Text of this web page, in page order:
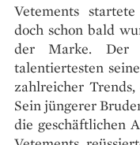
Vetements
doch schon bald
der Marke. Der
talentiertesten
zahlreicher
Sein jüngerer
die geschäftlichen